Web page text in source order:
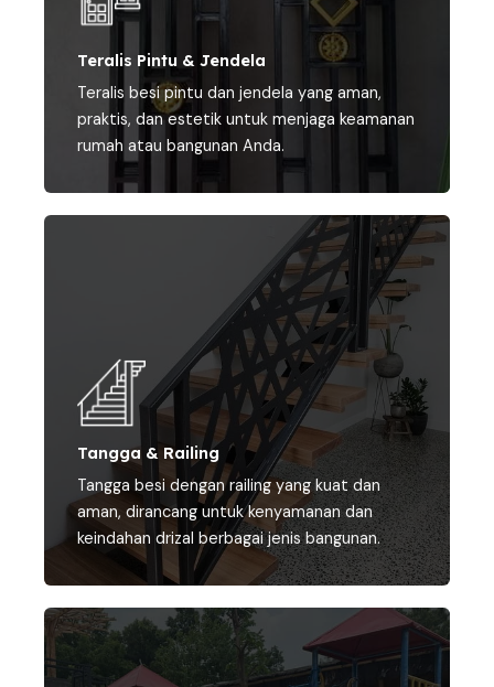
Teralis Pintu & Jendela
Teralis besi pintu dan jendela yang aman,
praktis, dan estetik untuk menjaga keamanan
rumah atau bangunan Anda.
Tangga & Railing
Tangga besi dengan railing yang kuat dan
aman, dirancang untuk kenyamanan dan
keindahan drizal berbagai jenis bangunan.